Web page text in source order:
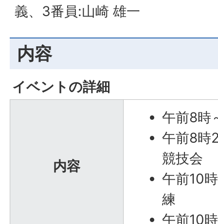
義、3番員:山崎 雄一
内容
イベントの詳細
内容
午前8時
午前8時
競技会
午前10
練
午前10